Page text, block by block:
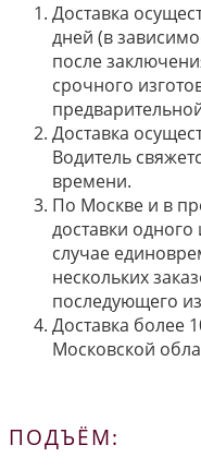
Доставка
дней (в
после
срочного
Доставка
Водитель
времени.
По Москве и в
доставки одного
случае
нескольких
последующего
Доставка более
Московской
ПОДЪЁМ: